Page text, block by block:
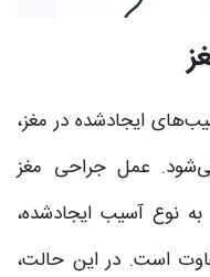
ایجادشده در مغز،
عمل جراحی مغز
نوع آسیب ایجادشده،
است. در این حالت،